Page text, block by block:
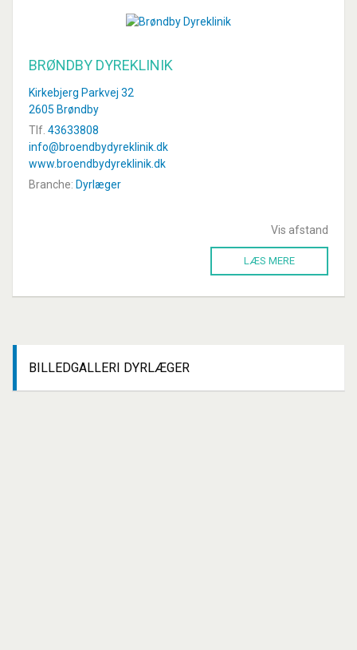
BRØNDBY DYREKLINIK
Kirkebjerg Parkvej 32
2605 Brøndby
Tlf. 43633808
info@broendbydyreklinik.dk
www.broendbydyreklinik.dk
Branche: Dyrlæger
Vis afstand
LÆS MERE
BILLEDGALLERI DYRLÆGER